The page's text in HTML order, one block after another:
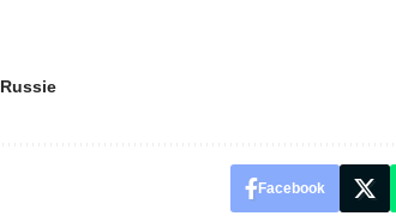
Russie
Facebook